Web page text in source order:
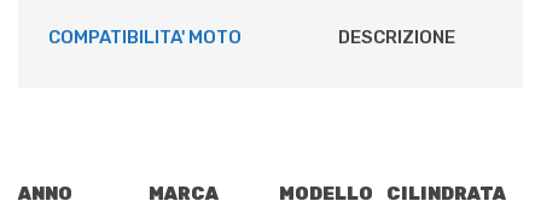
COMPATIBILITA' MOTO DESCRIZIONE
ANNO MARCA MODELLO CILINDRATA